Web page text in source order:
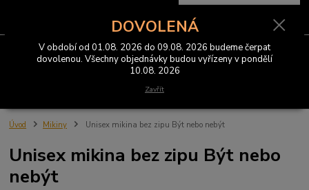
Menu
0 Kč
Úvod Mikiny Unisex mikina bez zipu Být nebo nebýt
Unisex mikina bez zipu Být nebo
nebýt
DOVOLENÁ
V období od 01.08. 2026 do 09.08. 2026 budeme čerpat
dovolenou. Všechny objednávky budou vyřízeny v pondělí
10.08. 2026
Zavřít